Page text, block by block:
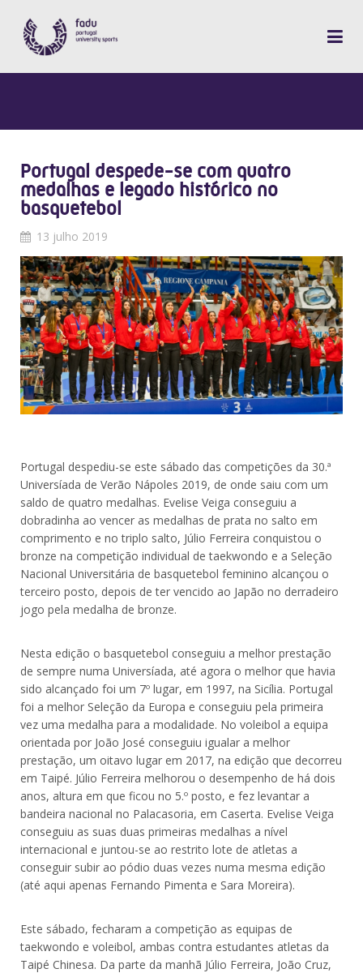
Portugal despede-se com quatro
medalhas e legado histórico no
basquetebol
13 julho 2019
Portugal despediu-se este sábado das competições da 30.ª
Universíada de Verão Nápoles 2019, de onde saiu com um
saldo de quatro medalhas. Evelise Veiga conseguiu a
dobradinha ao vencer as medalhas de prata no salto em
comprimento e no triplo salto, Júlio Ferreira conquistou o
bronze na competição individual de taekwondo e a Seleção
Nacional Universitária de basquetebol feminino alcançou o
terceiro posto, depois de ter vencido ao Japão no derradeiro
jogo pela medalha de bronze.
Nesta edição o basquetebol conseguiu a melhor prestação
de sempre numa Universíada, até agora o melhor que havia
sido alcançado foi um 7º lugar, em 1997, na Sicília. Portugal
foi a melhor Seleção da Europa e conseguiu pela primeira
vez uma medalha para a modalidade. No voleibol a equipa
orientada por João José conseguiu igualar a melhor
prestação, um oitavo lugar em 2017, na edição que decorreu
em Taipé. Júlio Ferreira melhorou o desempenho de há dois
anos, altura em que ficou no 5.º posto, e fez levantar a
bandeira nacional no Palacasoria, em Caserta. Evelise Veiga
conseguiu as suas duas primeiras medalhas a nível
internacional e juntou-se ao restrito lote de atletas a
conseguir subir ao pódio duas vezes numa mesma edição
(até aqui apenas Fernando Pimenta e Sara Moreira).
Este sábado, fecharam a competição as equipas de
taekwondo e voleibol, ambas contra estudantes atletas da
Taipé Chinesa. Da parte da manhã Júlio Ferreira, João Cruz,